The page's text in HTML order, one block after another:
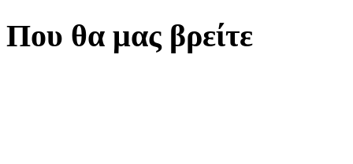
Που θα μας βρείτε